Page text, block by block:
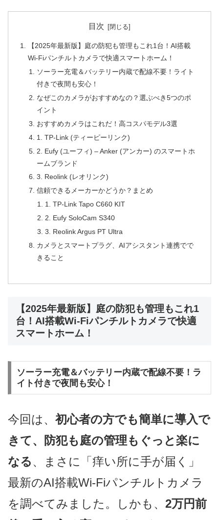
目次
【2025年最新版】庭の防犯も管理もこれ1台！AI搭載
Wi-Fiパンチルトカメラで快適スマートホーム！
ソーラー充電＆バッテリー内蔵で配線不要！ライト
付きで夜間も安心！
なぜこのカメラがおすすめなの？選ぶべき5つのポ
イント
おすすめカメラはこれだ！高コスパモデル3選
1. TP-Link (ティーピーリンク)
2. Eufy (ユーフィ) – Anker (アンカー) のスマートホ
ームブランド
3. Reolink (レオリンク)
信頼できるメーカーかどうか？まとめ
1. TP-Link Tapo C660 KIT
2. Eufy SoloCam S340
3. Reolink Argus PT Ultra
カメラとスマートプラグ、AIアシスタント連携でで
きること
【2025年最新版】庭の防犯も管理もこれ1
台！AI搭載Wi-Fiパンチルトカメラで快適
スマートホーム！
ソーラー充電＆バッテリー内蔵で配線不要！ラ
イト付きで夜間も安心！
今回は、 初心者の方でも簡単に導入で
きて、防犯も庭の管理もぐっと楽に
なる、まさに「痒い所に手が届く」
最新のAI搭載Wi-Fiパンチルトカメラ
を調べてみました。しかも、 2万円前